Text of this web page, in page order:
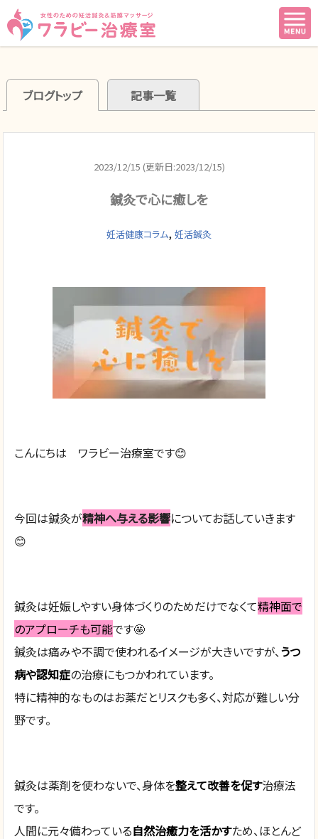
ブログトップ 記事一覧
2023/12/15 (更新日:2023/12/15)
鍼灸で心に癒しを
妊活健康コラム, 妊活鍼灸
こんにちは ワラビー治療室です😊
今回は鍼灸が精神へ与える影響についてお話していきます
😊
鍼灸は妊娠しやすい身体づくりのためだけでなくて精神面で
のアプローチも可能です🤩
鍼灸は痛みや不調で使われるイメージが大きいですが、うつ
病や認知症の治療にもつかわれています。
特に精神的なものはお薬だとリスクも多く、対応が難しい分
野です。
鍼灸は薬剤を使わないで、身体を整えて改善を促す治療法
です。
人間に元々備わっている自然治癒力を活かすため、ほとんど